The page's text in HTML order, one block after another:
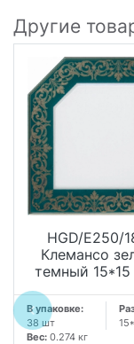
Другие
HGD/E250/
Клемансо
темный 15*15
В упаковке:
38 шт
Вес: 0.274 кг